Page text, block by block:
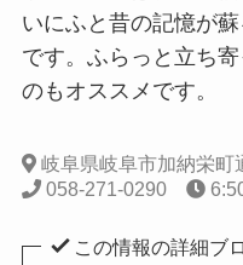
いにふと昔の記憶が
です。ふらっと立ち
のもオススメです。
岐阜県岐阜市加納栄町
058-271-0290
この情報の詳細ブ